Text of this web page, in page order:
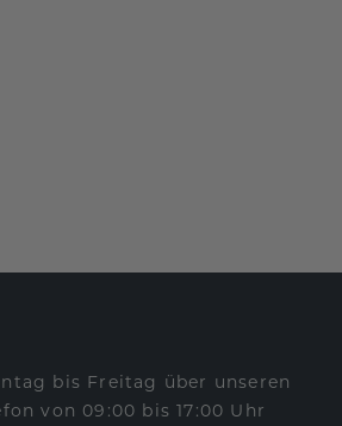
bis Freitag über unseren
von 09:00 bis 17:00 Uhr